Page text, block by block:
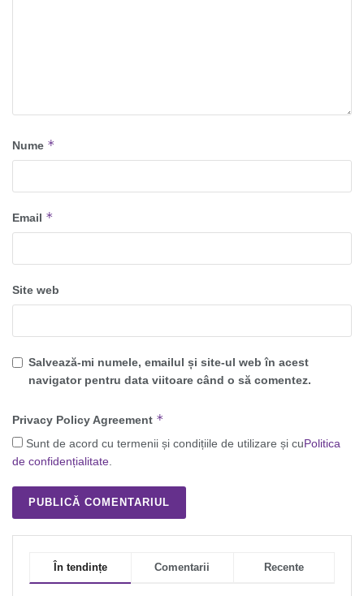
Nume *
Email *
Site web
Salvează-mi numele, emailul și site-ul web în acest
navigator pentru data viitoare când o să comentez.
Privacy Policy Agreement *
Sunt de acord cu termenii și condițiile de utilizare și cuPolitica
de confidențialitate.
În tendințe Comentarii Recente